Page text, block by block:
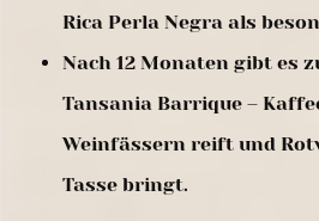
Rica Perla Negra als
Nach 12 Monaten gibt es
Tansania Barrique –
Weinfässern reift und
Tasse bringt.